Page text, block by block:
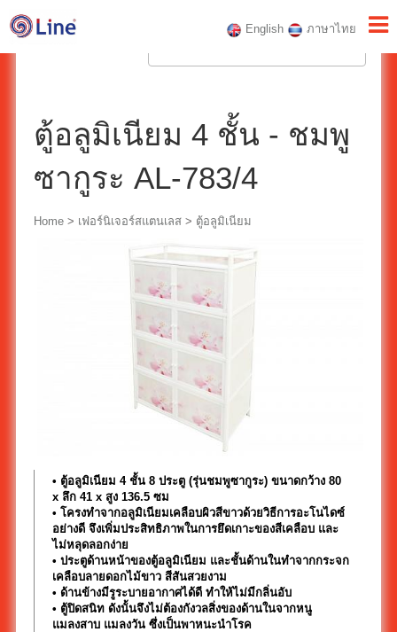
English ภาษาไทย
ตู้อลูมิเนียม 4 ชั้น - ชมพู
ซากูระ AL-783/4
Home> เฟอร์นิเจอร์สแตนเลส> ตู้อลูมิเนียม
• ตู้อลูมิเนียม 4 ชั้น 8 ประตู (รุ่นชมพูซากูระ) ขนาดกว้าง 80
x ลึก 41 x สูง 136.5 ซม
• โครงทำจากอลูมิเนียมเคลือบผิวสีขาวด้วยวิธีการอะโนไดซ์
อย่างดี จึงเพิ่มประสิทธิภาพในการยึดเกาะของสีเคลือบ และ
ไม่หลุดลอกง่าย
• ประตูด้านหน้าของตู้อลูมิเนียม และชั้นด้านในทำจากกระจก
เคลือบลายดอกไม้ขาว สีสันสวยงาม
• ด้านข้างมีรูระบายอากาศได้ดี ทำให้ไม่มีกลิ่นอับ
• ตู้ปิดสนิท ดังนั้นจึงไม่ต้องกังวลสิ่งของด้านในจากหนู
แมลงสาบ แมลงวัน ซึ่งเป็นพาหนะนำโรค